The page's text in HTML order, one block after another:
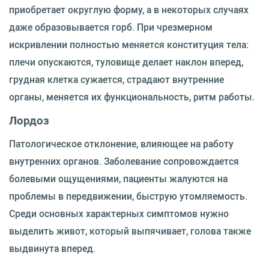
приобретает округлую форму, а в некоторых случаях
даже образовывается горб. При чрезмерном
искривлении полностью меняется конституция тела:
плечи опускаются, туловище делает наклон вперед,
грудная клетка сужается, страдают внутренние
органы, меняется их функциональность, ритм работы.
Лордоз
Патологическое отклонение, влияющее на работу
внутренних органов. Заболевание сопровождается
болевыми ощущениями, пациенты жалуются на
проблемы в передвижении, быструю утомляемость.
Среди основных характерных симптомов нужно
выделить живот, который выпячивает, голова также
выдвинута вперед.